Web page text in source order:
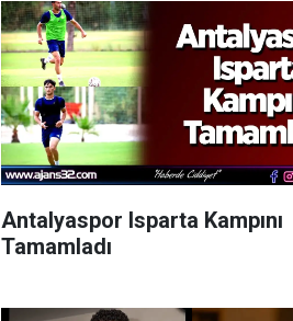
Antalyaspor Isparta Kampını
Tamamladı